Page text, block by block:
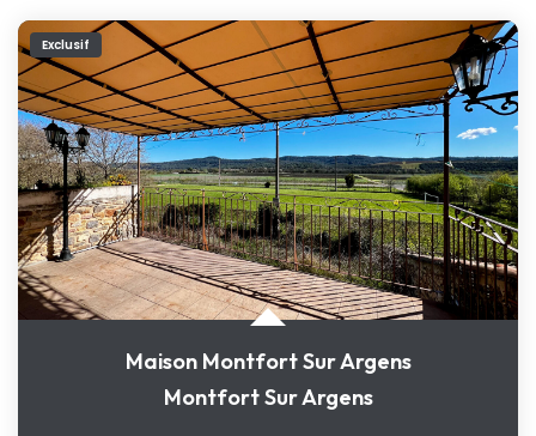
Exclusif
Maison Montfort Sur Argens
Montfort Sur Argens